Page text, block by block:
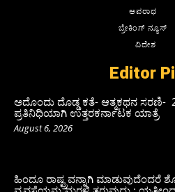
ಅಪರಾಧ
ಬ್ರೇಕಿಂಗ್ ನ್ಯೂಸ್
ವಿದೇಶ
Editor
ಅದೊಂದು ದೊಡ್ಡ ಕತೆ- ಆತ್ಮಕಥನ ಸರಣಿ-
ಪ್ರತಿನಿಧಿಯಾಗಿ ಉತ್ತರಕರ್ನಾಟಕ ಯಾತ್ರೆ
August 6, 2026
ಹಿಂದೂ ರಾಷ್ಟ್ರವನ್ನಾಗಿ